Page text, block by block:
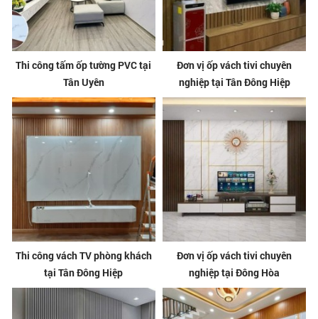
Thi công tấm ốp tường PVC tại
Tân Uyên
Đơn vị ốp vách tivi chuyên
nghiệp tại Tân Đông Hiệp
Thi công vách TV phòng khách
tại Tân Đông Hiệp
Đơn vị ốp vách tivi chuyên
nghiệp tại Đông Hòa